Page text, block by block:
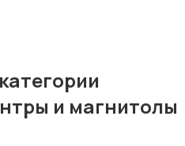
аудио
и магнитолы